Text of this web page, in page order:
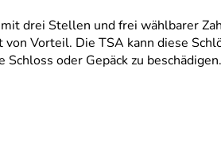
drei Stellen und frei wählbarer
von Vorteil. Die TSA kann diese
oder Gepäck zu beschädigen.